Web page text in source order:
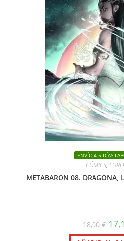
ENVÍO 4-5 DÍAS
CÓMICS,
METABARON 08. DRAGONA,
18,00€ El